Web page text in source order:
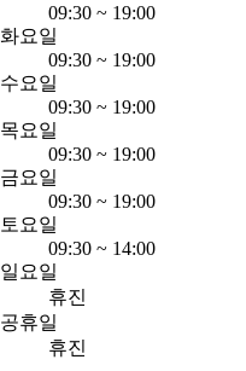
09:30 ~ 19:00
화요일
09:30 ~ 19:00
수요일
09:30 ~ 19:00
목요일
09:30 ~ 19:00
금요일
09:30 ~ 19:00
토요일
09:30 ~ 14:00
일요일
휴진
공휴일
휴진